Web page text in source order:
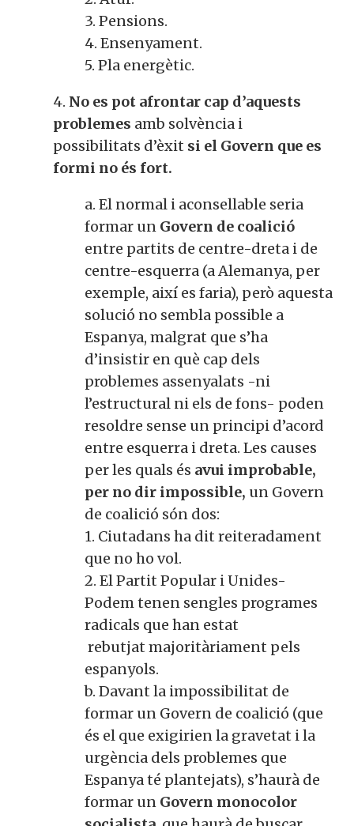
3. Pensions.
4. Ensenyament.
5. Pla energètic.
4. No es pot afrontar cap d’aquests
problemes amb solvència i
possibilitats d’èxit si el Govern que es
formi no és fort.
a. El normal i aconsellable seria
formar un Govern de coalició
entre partits de centre-dreta i de
centre-esquerra (a Alemanya, per
exemple, així es faria), però aquesta
solució no sembla possible a
Espanya, malgrat que s’ha
d’insistir en què cap dels
problemes assenyalats -ni
l’estructural ni els de fons- poden
resoldre sense un principi d’acord
entre esquerra i dreta. Les causes
per les quals és avui improbable,
per no dir impossible, un Govern
de coalició són dos:
1. Ciutadans ha dit reiteradament
que no ho vol.
2. El Partit Popular i Unides-
Podem tenen sengles programes
radicals que han estat
rebutjat majoritàriament pels
espanyols.
b. Davant la impossibilitat de
formar un Govern de coalició (que
és el que exigirien la gravetat i la
urgència dels problemes que
Espanya té plantejats), s’haurà de
formar un Govern monocolor